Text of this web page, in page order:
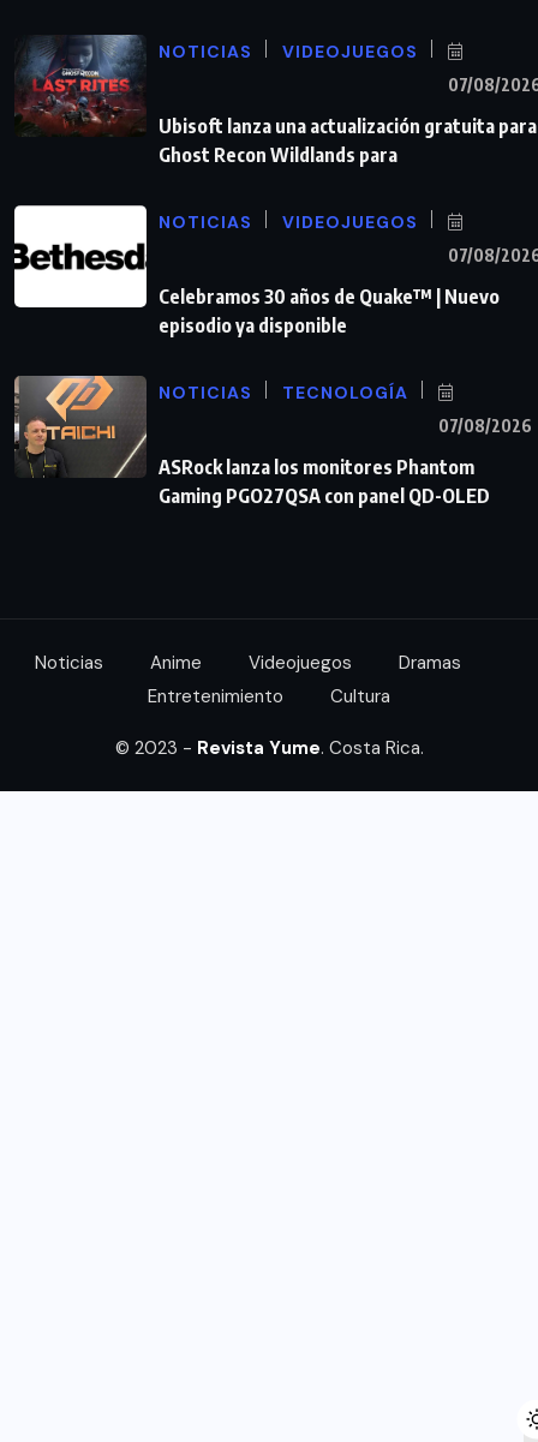
NOTICIAS VIDEOJUEGOS
07/08/
Ubisoft lanza una actualización gratuita para
Ghost Recon Wildlands para
NOTICIAS VIDEOJUEGOS
07/08/
Celebramos 30 años de Quake™ | Nuevo
episodio ya disponible
NOTICIAS TECNOLOGÍA
07/08/2026
ASRock lanza los monitores Phantom
Gaming PGO27QSA con panel QD-OLED
Noticias Anime Videojuegos
Dramas
Entretenimiento
Cultura
© 2023 - Revista Yume. Costa Rica.